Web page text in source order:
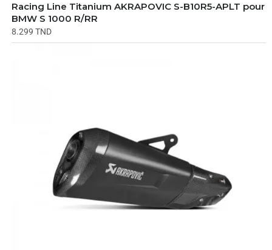
Racing Line Titanium AKRAPOVIC S-B10R5-APLT pour
BMW S 1000 R/RR
8.299 TND